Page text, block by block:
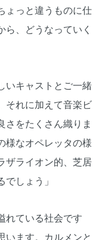
ょっと違うものに仕
、どうなっていく
いキャストとご一緒
それに加えて音楽ビ
さをたくさん織りま
様なオペレッタの様
ザライオン的、芝居
しょう」
れている社会です
います。カルメンと